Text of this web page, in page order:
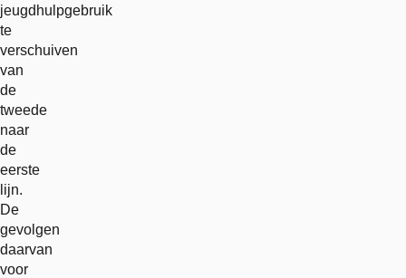
jeugdhulpgebruik
te
verschuiven
van
de
tweede
naar
de
eerste
lijn.
De
gevolgen
daarvan
voor